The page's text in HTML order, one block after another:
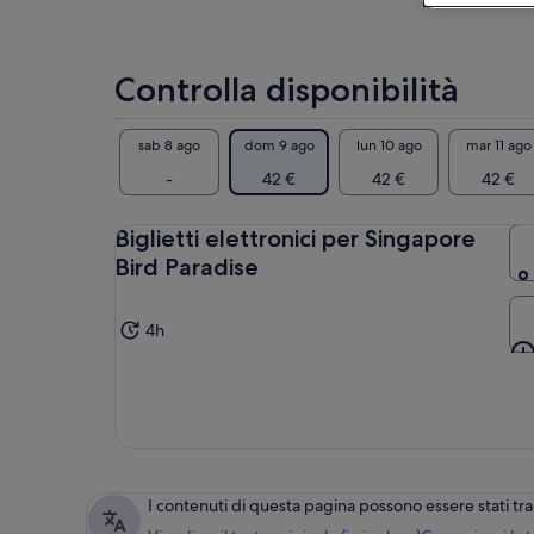
un
Controlla disponibilità
sab 8 ago
-
dom 9 ago
42 €
lun 10 ago
42 €
mar 11 ago
42 €
Biglietti elettronici per Singapore
Bird Paradise
4h
I contenuti di questa pagina possono essere stati